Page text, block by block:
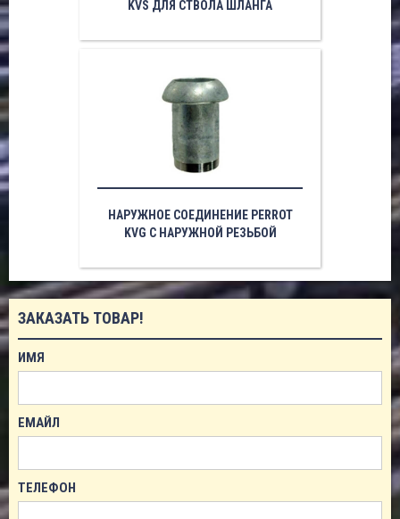
KVS ДЛЯ СТВОЛА ШЛАНГА
НАРУЖНОЕ СОЕДИНЕНИЕ PERROT
KVG С НАРУЖНОЙ РЕЗЬБОЙ
ЗАКАЗАТЬ ТОВАР!
ИМЯ
ЕМАЙЛ
ТЕЛЕФОН